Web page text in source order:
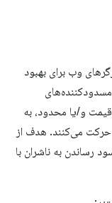
وب برای بهبود
مسدودکننده‌های
و/یا محدود، به
می‌کنند. هدف از
رساندن به ناشران با